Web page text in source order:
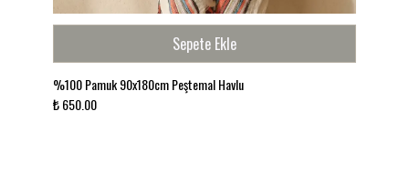
peştemal havlu modeli, sade ama karakterli
görünümüyle modern yaşam stiline uyum sağlar.
Yazlık evlerden beach club stiline kadar birçok
ortamda şık ve doğal bir atmosfer oluşturur.
Ürün Özellikleri
Ürün Tipi: Türk Hamamı Peştemal Havlu
Sepete Ekle
%100 Pamuk 90x180cm Peştemal Havlu
₺ 650.00